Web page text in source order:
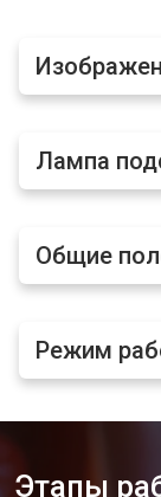
Лампа
Общие
Режим
Этапы